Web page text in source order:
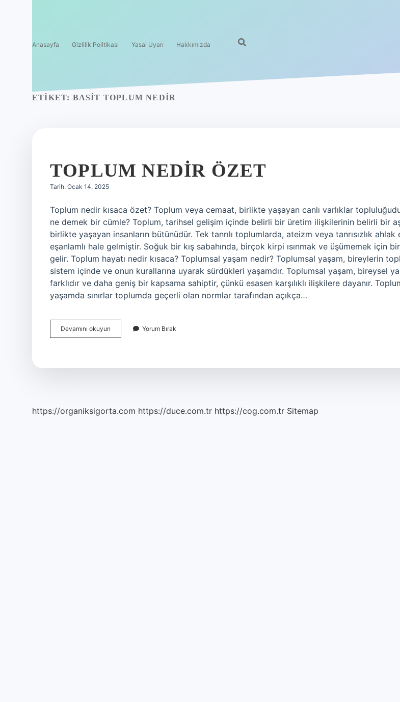
Anasayfa Gizlilik Politikası Yasal Uyarı Hakkımızda
ETIKET: BASIT TOPLUM NEDIR
TOPLUM NEDIR ÖZET
Tarih: Ocak 14, 2025
Toplum nedir kısaca özet? Toplum veya cemaat, birlikte yaşayan canlı varlıklar
ne demek bir cümle? Toplum, tarihsel gelişim içinde belirli bir üretim ilişkilerinin belirli bir
birlikte yaşayan insanların bütünüdür. Tek tanrılı toplumlarda, ateizm veya tanrısızlık
eşanlamlı hale gelmiştir. Soğuk bir kış sabahında, birçok kirpi ısınmak ve üşümemek için
gelir. Toplum hayatı nedir kısaca? Toplumsal yaşam nedir? Toplumsal yaşam, bireylerin
sistem içinde ve onun kurallarına uyarak sürdükleri yaşamdır. Toplumsal yaşam, bireysel
farklıdır ve daha geniş bir kapsama sahiptir, çünkü esasen karşılıklı ilişkilere dayanır.
yaşamda sınırlar toplumda geçerli olan normlar tarafından açıkça…
Devamını okuyun
Nedir
Yorum Bırak
https://organiksigorta.com https://duce.com.tr https://cog.com.tr Sitemap